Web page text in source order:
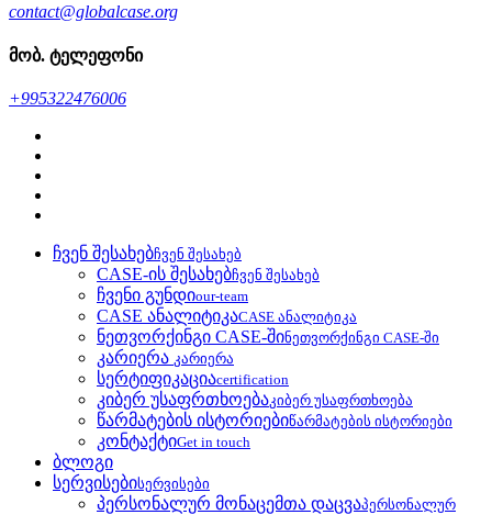
contact@globalcase.org
მობ. ტელეფონი
+995322476006
ჩვენ შესახებჩვენ შესახებ
CASE-ის შესახებჩვენ შესახებ
ჩვენი გუნდიour-team
CASE ანალიტიკაCASE ანალიტიკა
ნეთვორქინგი CASE-შინეთვორქინგი CASE-ში
კარიერა კარიერა
სერტიფიკაციაcertification
კიბერ უსაფრთხოებაკიბერ უსაფრთხოება
წარმატების ისტორიებიწარმატების ისტორიები
კონტაქტიGet in touch
ბლოგი
სერვისებისერვისები
პერსონალურ მონაცემთა დაცვაპერსონალურ